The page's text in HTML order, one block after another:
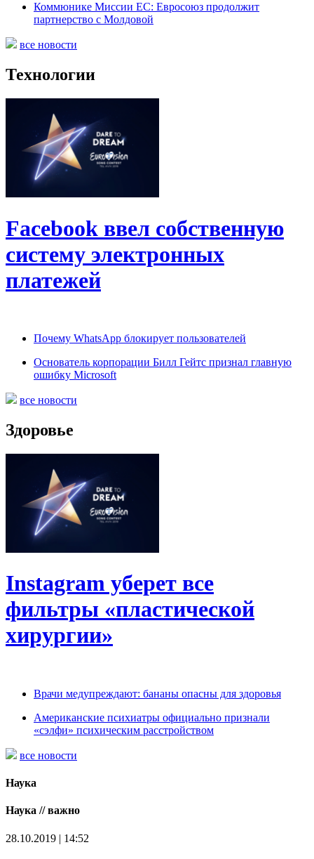
Коммюнике Миссии ЕС: Евросоюз продолжит
партнерство с Молдовой
все новости
Технологии
Facebook ввел собственную
систему электронных
платежей
Почему WhatsApp блокирует пользователей
Основатель корпорации Билл Гейтс признал главную
ошибку Microsoft
все новости
Здоровье
Instagram уберет все
фильтры «пластической
хирургии»
Врачи медупреждают: бананы опасны для здоровья
Американские психиатры официально признали
«сэлфи» психическим расстройством
все новости
Наука
Наука // важно
28.10.2019 | 14:52